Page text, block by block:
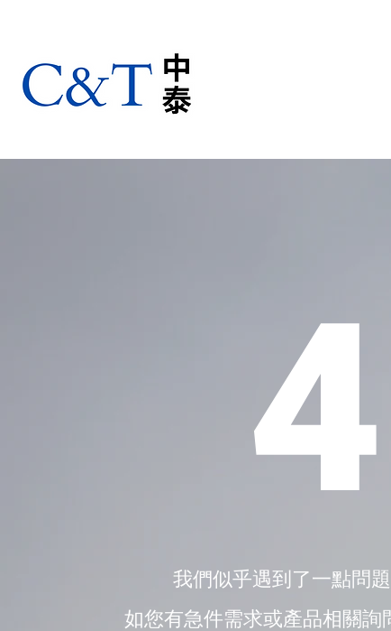
我們似乎遇到了一點問
如您有急件需求或產品相關